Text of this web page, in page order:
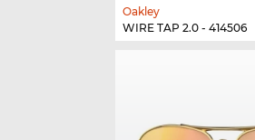
Oakley
WIRE TAP 2.0 - 414506